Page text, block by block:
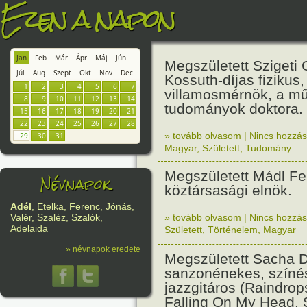
Ezen a napon
Jan Feb Már Ápr Máj
Jún
Júl
Aug Szept Okt Nov
Dec
1
2 3 4 5 6
7
8
9 10 11 12 13
14
15
16 17 18 19 20
21
22
23 24 25 26 27
28
29
30 31
Névnapok
Adél, Etelka, Ferenc, Jónás,
Valér, Szaléz, Szalók,
Adelaida
» névnapok eredete
Megszületett Szigeti
Kossuth-díjas fizikus,
villamosmérnök, a
tudományok doktora.
» tovább olvasom | Nincs
Magyar, Született Tudomány
Megszületett Mádl
köztársasági elnök.
» tovább olvasom | Nincs
Született Történelem Magyar
Megszületett Sacha
sanzonénekes,
jazzgitáros
Falling On My Head,